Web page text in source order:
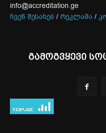
info@accreditation.ge
ჩვენ შესახებ / რეკლამა /
გამოგვყევი